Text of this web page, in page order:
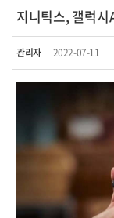
지니틱스, 갤럭
관리자 2022-07-11